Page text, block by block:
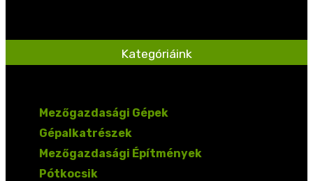
Kategóriáink
Mezőgazdasági Gépek
Gépalkatrészek
Mezőgazdasági Építmények
Pótkocsik